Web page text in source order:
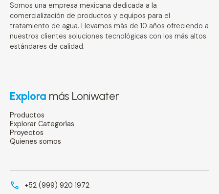
Somos una empresa mexicana dedicada a la
comercialización de productos y equipos para el
tratamiento de agua. Llevamos más de 10 años ofreciendo a
nuestros clientes soluciones tecnológicas con los más altos
estándares de calidad.
Explora más Loniwater
Productos
Explorar Categorías
Proyectos
Quienes somos
+52 (999) 920 1972